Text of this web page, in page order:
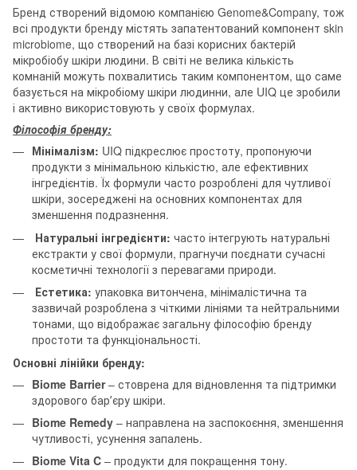
Бренд створений відомою компанією Genome&Company, тож
всі продукти бренду містять запатентований компонент skin
microbiome, що створений на базі корисних бактерій
мікробіобу шкіри людини. В світі не велика кількість
комнаній можуть похвалитись таким компонентом, що саме
базується на мікробіому шкіри людинни, але UIQ це зробили
і активно використовують у своїх формулах.
Філософія бренду:
Мінімалізм: UIQ підкреслює простоту, пропонуючи
продукти з мінімальною кількістю, але ефективних
інгредієнтів. Їх формули часто розроблені для чутливої ​​
шкіри, зосереджені на основних компонентах для
зменшення подразнення.
Натуральні інгредієнти: часто інтегрують натуральні
екстракти у свої формули, прагнучи поєднати сучасні
косметичні технології з перевагами природи.
Естетика: упаковка витончена, мінімалістична та
зазвичай розроблена з чіткими лініями та нейтральними
тонами, що відображає загальну філософію бренду
простоти та функціональності.
Основні лінійки бренду:
Biome Barrier– стоврена для відновлення та підтримки
здорового барʼєру шкіри.
Biome Remedy – направлена на заспокоєння, зменшення
чутливості, усунення запалень.
Biome Vita C – продукти для покращення тону.